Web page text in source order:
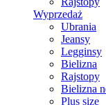
Wyprzedaż
Ubrania
Jeansy
Legginsy
Bielizna
Rajstopy
Bielizna
Plus size